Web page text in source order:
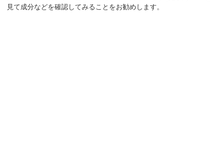
見て成分などを確認してみることをお勧めします。